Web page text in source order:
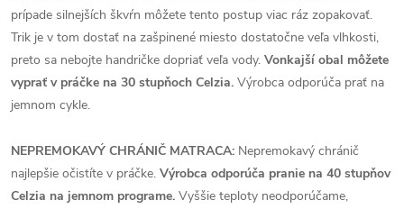
prípade silnejších škvŕn môžete tento postup viac ráz zopakovať.
Trik je v tom dostať na zašpinené miesto dostatočne veľa vlhkosti,
preto sa nebojte handričke dopriať veľa vody. Vonkajší obal môžete
vyprať v práčke na 30 stupňoch Celzia. Výrobca odporúča prať na
jemnom cykle.
NEPREMOKAVÝ CHRÁNIČ MATRACA: Nepremokavý chránič
najlepšie očistíte v práčke. Výrobca odporúča pranie na 40 stupňov
Celzia na jemnom programe. Vyššie teploty neodporúčame,